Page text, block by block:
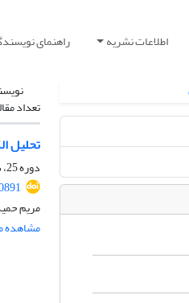
اطلاعات نشریه راهنمای
تعداد
تحلیل
دوره 25، شماره 99، بهار 1395، صفحه
مریم
مشاهده